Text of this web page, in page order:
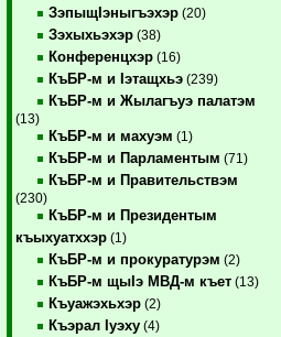
ЗэпыщIэныгъэхэр (20)
Зэхыхьэхэр (38)
Конференцхэр (16)
КъБР-м и Iэтащхьэ (239)
КъБР-м и Жылагъуэ палатэм
(13)
КъБР-м и махуэм (1)
КъБР-м и Парламентым (71)
КъБР-м и Правительствэм
(230)
КъБР-м и Президентым
къыхуатххэр (1)
КъБР-м и прокуратурэм (2)
КъБР-м щыIэ МВД-м къет (13)
Къуажэхьхэр (2)
Къэрал Iуэху (4)